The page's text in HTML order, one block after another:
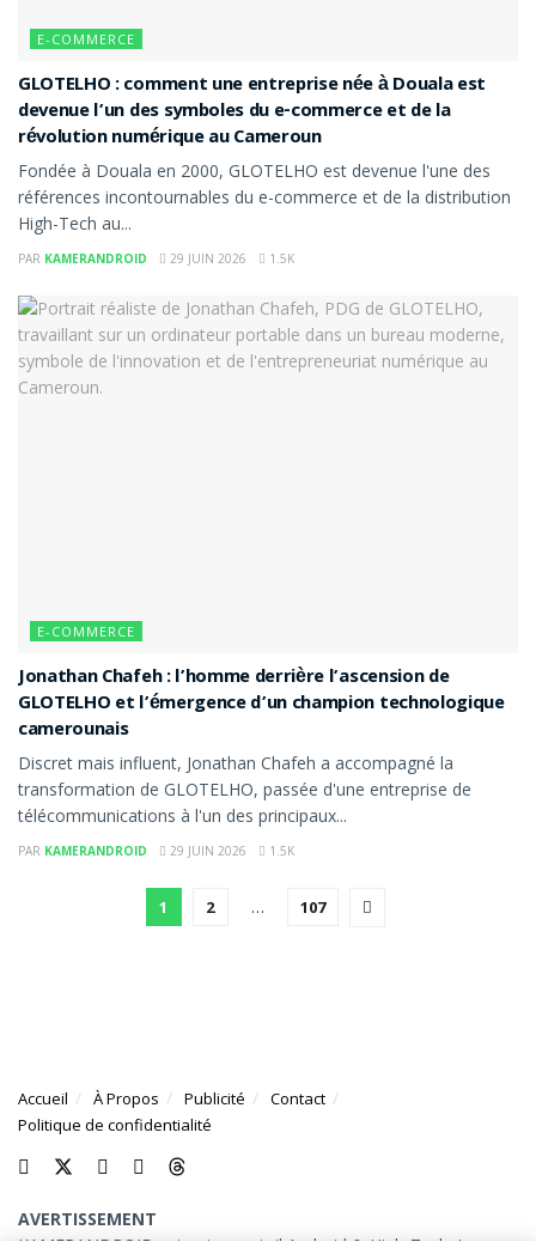
E-COMMERCE
GLOTELHO : comment une entreprise née à Douala est
devenue l’un des symboles du e-commerce et de la
révolution numérique au Cameroun
Fondée à Douala en 2000, GLOTELHO est devenue l'une des
références incontournables du e-commerce et de la distribution
High-Tech au...
PAR KAMERANDROID 29 JUIN 2026 1.5K
E-COMMERCE
Jonathan Chafeh : l’homme derrière l’ascension de
GLOTELHO et l’émergence d’un champion technologique
camerounais
Discret mais influent, Jonathan Chafeh a accompagné la
transformation de GLOTELHO, passée d'une entreprise de
télécommunications à l'un des principaux...
PAR KAMERANDROID 29 JUIN 2026 1.5K
1 2 … 107
Accueil À Propos Publicité
Contact
Politique de confidentialité
AVERTISSEMENT